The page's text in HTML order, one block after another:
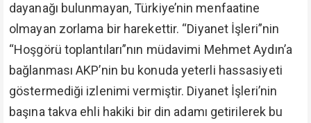
dayanağı bulunmayan, Türkiye’nin menfaatine
olmayan zorlama bir harekettir. “Diyanet İşleri”nin
“Hoşgörü toplantıları”nın müdavimi Mehmet Aydın’a
bağlanması AKP’nin bu konuda yeterli hassasiyeti
göstermediği izlenimi vermiştir. Diyanet İşleri’nin
başına takva ehli hakiki bir din adamı getirilerek bu